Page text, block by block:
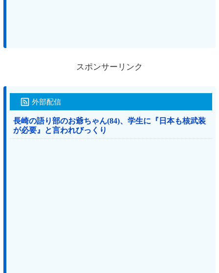
スポンサーリンク
外部配信
長崎の語り部のお爺ちゃん(84)、学生に『日本も核武装
が必要』と言われびっくり